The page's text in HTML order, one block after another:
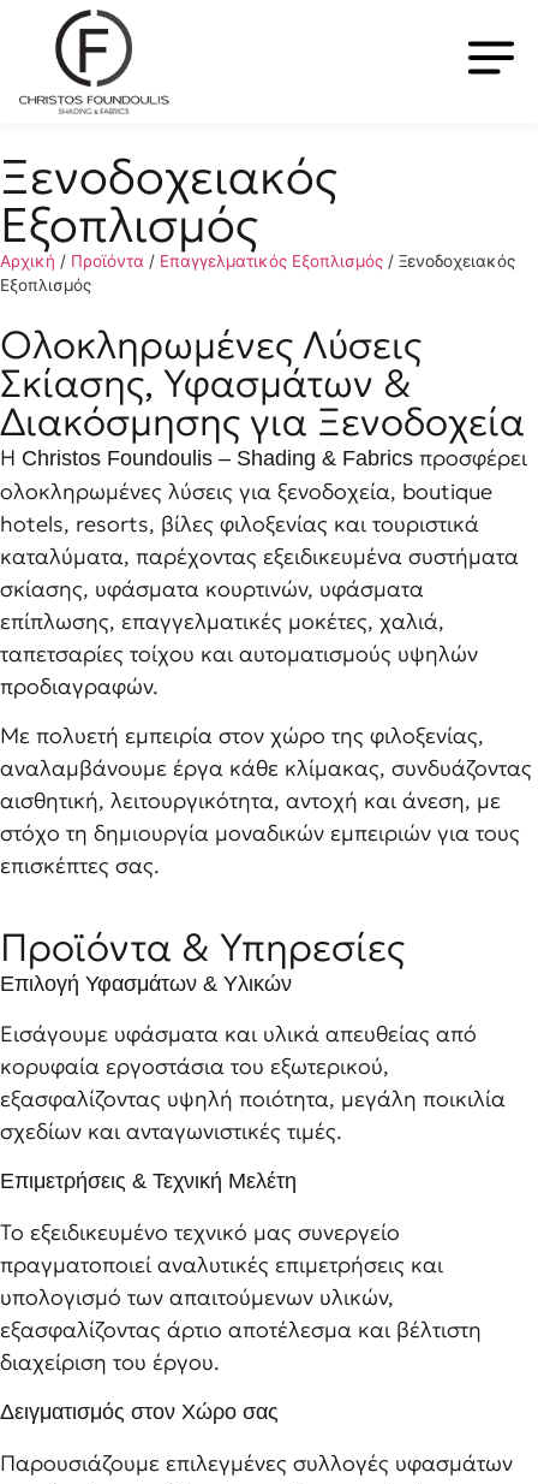
Ξενοδοχειακός
Εξοπλισμός
Αρχική / Προϊόντα / Επαγγελματικός Εξοπλισμός / Ξενοδοχειακός
Εξοπλισμός
Ολοκληρωμένες Λύσεις
Σκίασης, Υφασμάτων &
Διακόσμησης για Ξενοδοχεία
Η Christos Foundoulis – Shading & Fabrics προσφέρει
ολοκληρωμένες λύσεις για ξενοδοχεία, boutique
hotels, resorts, βίλες φιλοξενίας και τουριστικά
καταλύματα, παρέχοντας εξειδικευμένα συστήματα
σκίασης, υφάσματα κουρτινών, υφάσματα
επίπλωσης, επαγγελματικές μοκέτες, χαλιά,
ταπετσαρίες τοίχου και αυτοματισμούς υψηλών
προδιαγραφών.
Με πολυετή εμπειρία στον χώρο της φιλοξενίας,
αναλαμβάνουμε έργα κάθε κλίμακας, συνδυάζοντας
αισθητική, λειτουργικότητα, αντοχή και άνεση, με
στόχο τη δημιουργία μοναδικών εμπειριών για τους
επισκέπτες σας.
Προϊόντα & Υπηρεσίες
Επιλογή Υφασμάτων & Υλικών
Εισάγουμε υφάσματα και υλικά απευθείας από
κορυφαία εργοστάσια του εξωτερικού,
εξασφαλίζοντας υψηλή ποιότητα, μεγάλη ποικιλία
σχεδίων και ανταγωνιστικές τιμές.
Επιμετρήσεις & Τεχνική Μελέτη
Το εξειδικευμένο τεχνικό μας συνεργείο
πραγματοποιεί αναλυτικές επιμετρήσεις και
υπολογισμό των απαιτούμενων υλικών,
εξασφαλίζοντας άρτιο αποτέλεσμα και βέλτιστη
διαχείριση του έργου.
Δειγματισμός στον Χώρο σας
Παρουσιάζουμε επιλεγμένες συλλογές υφασμάτων